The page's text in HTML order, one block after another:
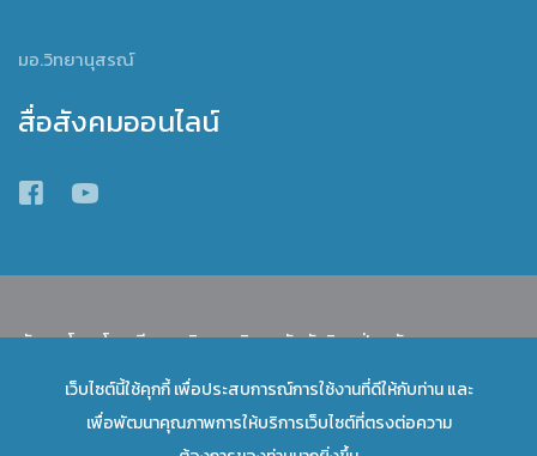
มอ.วิทยานุสรณ์
สื่อสังคมออนไลน์
พัฒนาโดย โรงเรียนสาธิตมหาวิทยาลัยทักษิณ ฝ่ายมัธยม
เลื่อนขึ้นข้างบน
เว็บไซต์นี้ใช้คุกกี้ เพื่อประสบการณ์การใช้งานที่ดีให้กับท่าน และ
เพื่อพัฒนาคุณภาพการให้บริการเว็บไซต์ที่ตรงต่อความ